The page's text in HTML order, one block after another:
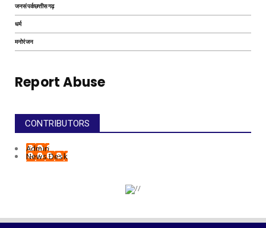
जनसंपर्कछत्तीसगढ़
धर्म
मनोरंजन
Report Abuse
CONTRIBUTORS
Admin
News Desk